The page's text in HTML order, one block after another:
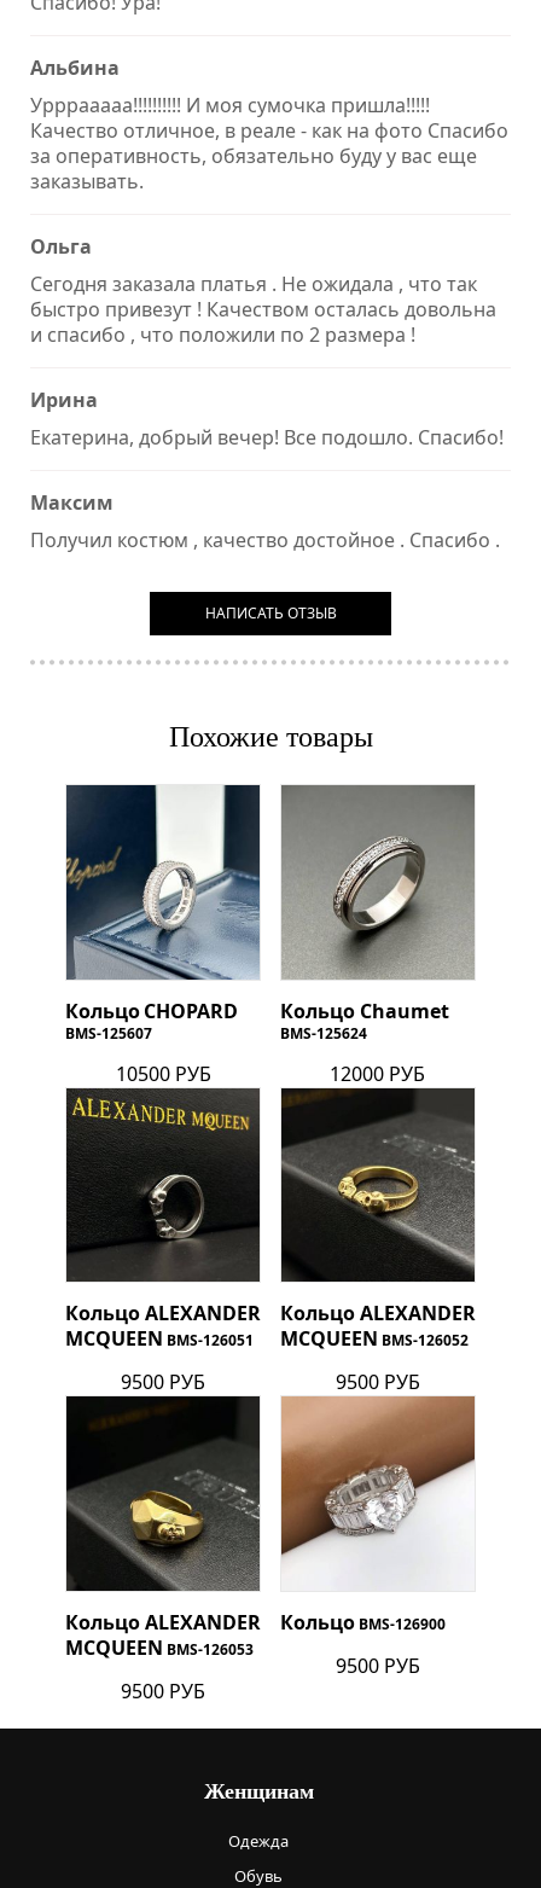
Альбина
Урррааааа!!!!!!!!!! И моя сумочка пришла!!!!!
Качество отличное, в реале - как на фото Спасибо
за оперативность, обязательно буду у вас еще
заказывать.
Ольга
Сегодня заказала платья . Не ожидала , что так
быстро привезут ! Качеством осталась довольна
и спасибо , что положили по 2 размера !
Ирина
Екатерина, добрый вечер! Все подошло. Спасибо!
Максим
Получил костюм , качество достойное . Спасибо .
НАПИСАТЬ ОТЗЫВ
Похожие товары
КольцоCHOPARD
BMS-125607
10500 РУБ
Кольцо Chaumet
BMS-125624
12000 РУБ
КольцоALEXANDER
MCQUEEN BMS-126051
9500 РУБ
КольцоALEXANDER
MCQUEEN BMS-126052
9500 РУБ
КольцоALEXANDER
MCQUEEN BMS-126053
9500 РУБ
Кольцо BMS-126900
9500 РУБ
Женщинам
Одежда
Обувь